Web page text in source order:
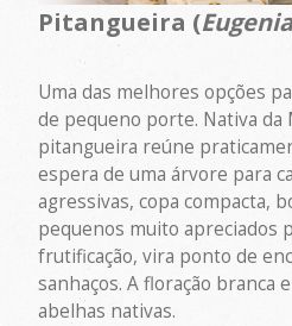
Pitangueira (
Uma das melhores opções
de pequeno porte. Nativa da
pitangueira reúne
espera de uma árvore para
agressivas, copa compacta,
pequenos muito apreciados
frutificação, vira ponto de
sanhaços. A floração branca
abelhas nativas.